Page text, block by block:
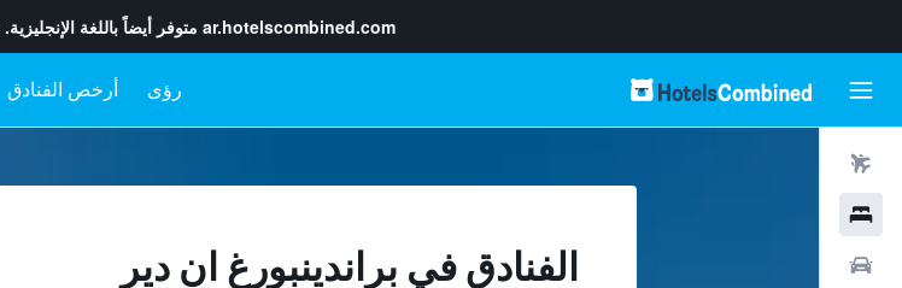
ar.hotelscombined.com متوفر أيضاً باللغة الإنجليزية.
رؤى أرخص الفنادق
الفنادق في براندينبورغ ان دير